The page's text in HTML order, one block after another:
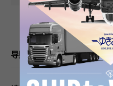
图案尺寸
垂直的 关于31 × 旁 关于19mm
链条尺寸
关于45cm
导购